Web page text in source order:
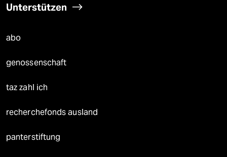
Unterstützen
abo
genossenschaft
taz zahl ich
recherchefonds ausland
panterstiftung